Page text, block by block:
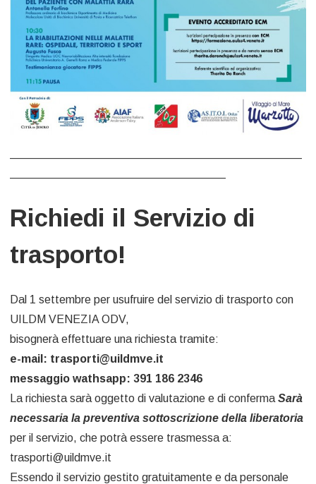
Richiedi il Servizio di
trasporto!
Dal 1 settembre per usufruire del servizio di trasporto con
UILDM VENEZIA ODV,
bisognerà effettuare una richiesta tramite:
e-mail: trasporti@uildmve.it
messaggio wathsapp: 391 186 2346
La richiesta sarà oggetto di valutazione e di conferma Sarà
necessaria la preventiva sottoscrizione della liberatoria
per il servizio, che potrà essere trasmessa a:
trasporti@uildmve.it
Essendo il servizio gestito gratuitamente e da personale